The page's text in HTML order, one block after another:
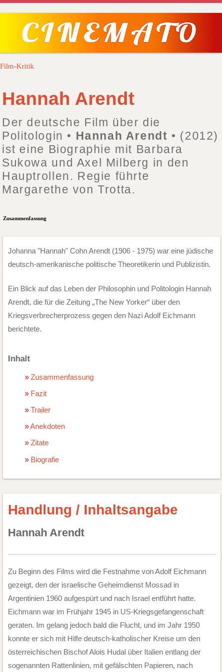
Film-Kritik
Hannah Arendt
Der deutsche Film über die
Politologin • Hannah Arendt • (2012)
ist eine Biographie mit Barbara
Sukowa und Axel Milberg in den
Hauptrollen. Regie führte
Margarethe von Trotta.
Zusammenfassung
Johanna "Hannah" Cohn Arendt (1906 - 1975) war eine jüdische
deutsch-amerikanische politische Theoretikerin und Publizistin.
Ein Blick auf das Leben der Philosophin und Politologin Hannah
Arendt, die für die Zeitung „The New Yorker“ über den
Kriegsverbrecherprozess gegen den Nazi Adolf Eichmann
berichtete.
Inhalt
Zusammenfassung
Fazit
Trailer
Anekdoten
Zitate
Biografie
Handlung / Inhaltsangabe
Hannah Arendt
Zu Beginn des Films wird die Festnahme von Adolf Eichmann
gezeigt, den der israelische Geheimdienst Mossad in
Argentinien 1960 aufgespürt und nach Israel entführt hatte.
Eichmann war im Frühjahr 1945 in US-Kriegsgefangenschaft
geraten. Im gelang jedoch bald die Flucht, und im Jahr 1950
konnte er sich mit Hilfe deutsch-katholischer Kreise um den
österreichischen Bischof Alois Hudal über Italien entlang der
sogenannten Rattenlinien, mit gefälschten Papieren, nach